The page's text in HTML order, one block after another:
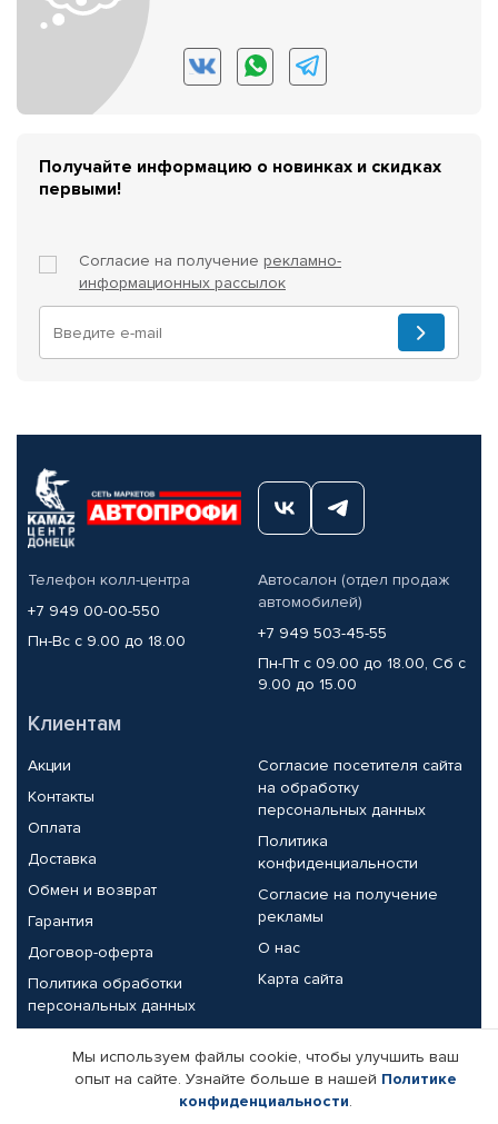
Получайте информацию о новинках и скидках
первыми!
Согласие на получение рекламно-
информационных рассылок
Телефон колл-центра
+7 949 00-00-550
Пн-Вс с 9.00 до 18.00
Автосалон (отдел продаж
автомобилей)
+7 949 503-45-55
Пн-Пт с 09.00 до 18.00, Сб с
9.00 до 15.00
Клиентам
Акции
Контакты
Оплата
Доставка
Обмен и возврат
Гарантия
Договор-оферта
Политика обработки
персональных данных
Согласие посетителя сайта
на обработку
персональных данных
Политика
конфиденциальности
Согласие на получение
рекламы
О нас
Карта сайта
Партнерам
Корпоративным клиентам
Реквизиты компании
Мы используем файлы cookie, чтобы улучшить ваш
опыт на сайте. Узнайте больше в нашей Политике
конфиденциальности.